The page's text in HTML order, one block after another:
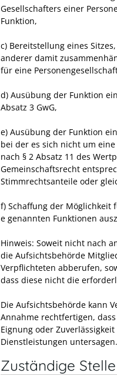
Gesellschafters einer
Funktion,
c) Bereitstellung eines
anderer damit
für eine
d) Ausübung der Funktion
Absatz 3 GwG,
e) Ausübung der Funktion
bei der es sich nicht um
nach § 2 Absatz 11 des
Gemeinschaftsrecht
Stimmrechtsanteile oder
f) Schaffung der Möglichkeit
e genannten Funktionen
Hinweis: Soweit nicht nach
die Aufsichtsbehörde
Verpflichteten abberufen,
dass diese nicht die
Die Aufsichtsbehörde kann
Annahme rechtfertigen,
Eignung oder
Dienstleistungen untersagen.
Zuständige Stelle